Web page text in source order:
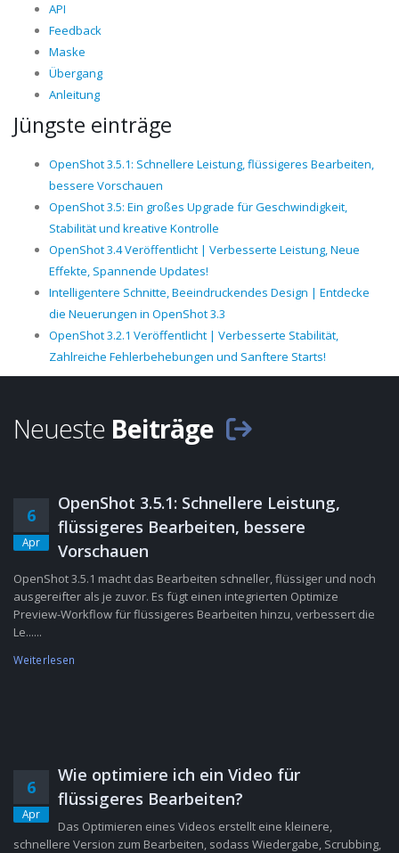
API
Feedback
Maske
Übergang
Anleitung
Jüngste einträge
OpenShot 3.5.1: Schnellere Leistung, flüssigeres Bearbeiten,
bessere Vorschauen
OpenShot 3.5: Ein großes Upgrade für Geschwindigkeit,
Stabilität und kreative Kontrolle
OpenShot 3.4 Veröffentlicht | Verbesserte Leistung, Neue
Effekte, Spannende Updates!
Intelligentere Schnitte, Beeindruckendes Design | Entdecke
die Neuerungen in OpenShot 3.3
OpenShot 3.2.1 Veröffentlicht | Verbesserte Stabilität,
Zahlreiche Fehlerbehebungen und Sanftere Starts!
Neueste Beiträge
6
Apr
OpenShot 3.5.1: Schnellere Leistung,
flüssigeres Bearbeiten, bessere
Vorschauen
OpenShot 3.5.1 macht das Bearbeiten schneller, flüssiger und noch
ausgereifter als je zuvor. Es fügt einen integrierten Optimize
Preview-Workflow für flüssigeres Bearbeiten hinzu, verbessert die
Le......
Weiterlesen
6
Apr
Wie optimiere ich ein Video für
flüssigeres Bearbeiten?
Das Optimieren eines Videos erstellt eine kleinere,
schnellere Version zum Bearbeiten, sodass Wiedergabe, Scrubbing,